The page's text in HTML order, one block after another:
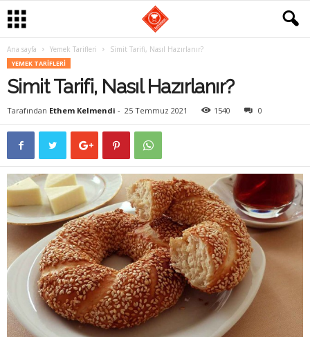
Ana sayfa Yemek Tarifleri Simit Tarifi, Nasıl Hazırlanır?
YEMEK TARIFLERI
Simit Tarifi, Nasıl Hazırlanır?
Tarafından Ethem Kelmendi - 25 Temmuz 2021 1540 0